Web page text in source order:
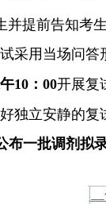
并提前告知考生
采用当场问答
10： 00开展复
独立安静的复
布一批调剂拟